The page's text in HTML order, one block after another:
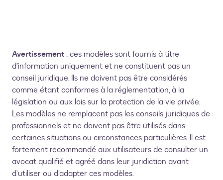
Avertissement: ces modèles sont fournis à titre
d’information uniquement et ne constituent pas un
conseil juridique. Ils ne doivent pas être considérés
comme étant conformes à la réglementation, à la
législation ou aux lois sur la protection de la vie privée.
Les modèles ne remplacent pas les conseils juridiques de
professionnels et ne doivent pas être utilisés dans
certaines situations ou circonstances particulières. Il est
fortement recommandé aux utilisateurs de consulter un
avocat qualifié et agréé dans leur juridiction avant
d’utiliser ou d’adapter ces modèles.